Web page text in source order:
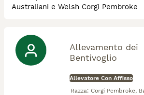
Australiani e Welsh Corgi Pembroke
Allevamento dei
Bentivoglio
Allevatore Con Affisso
Razza: Corgi Pembroke,